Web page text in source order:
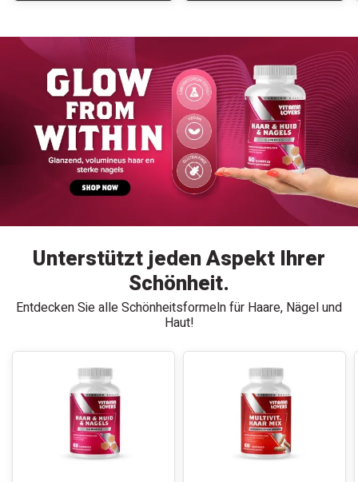
Unterstützt jeden Aspekt Ihrer
Schönheit.
Entdecken Sie alle Schönheitsformeln für Haare, Nägel und
Haut!